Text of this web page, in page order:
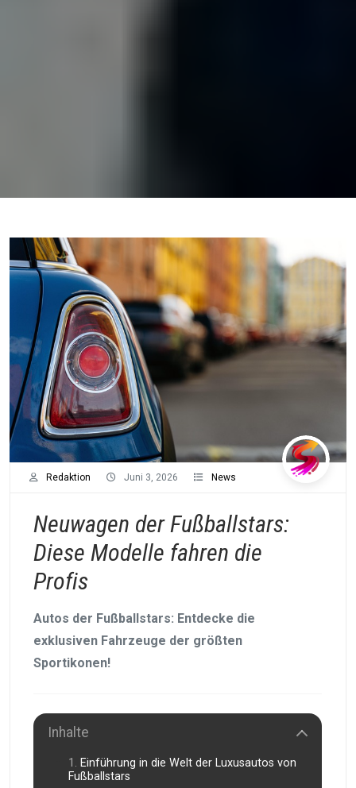
Redaktion Juni 3, 2026 News
Neuwagen der Fußballstars:
Diese Modelle fahren die
Profis
Autos der Fußballstars: Entdecke die
exklusiven Fahrzeuge der größten
Sportikonen!
Inhalte
Einführung in die Welt der Luxusautos von
Fußballstars